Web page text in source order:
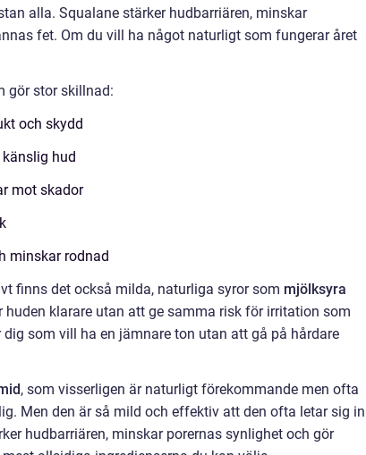
alla. Squalane stärker hudbarriären, minskar
fet. Om du vill ha något naturligt som fungerar året
gör stor skillnad:
och skydd
hud
mot skador
minskar rodnad
finns det också milda, naturliga syror som mjölksyra
huden klarare utan att ge samma risk för irritation som
som vill ha en jämnare ton utan att gå på hårdare
, som visserligen är naturligt förekommande men ofta
Men den är så mild och effektiv att den ofta letar sig in
hudbarriären, minskar porernas synlighet och gör